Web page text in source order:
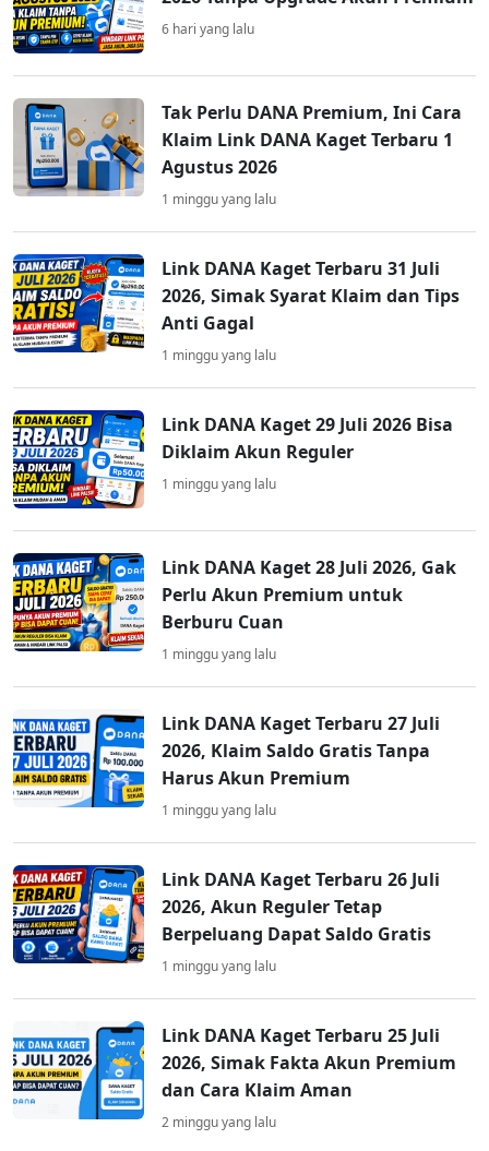
6 hari yang lalu
Tak Perlu DANA Premium, Ini Cara
Klaim Link DANA Kaget Terbaru 1
Agustus 2026
1 minggu yang lalu
Link DANA Kaget Terbaru 31 Juli
2026, Simak Syarat Klaim dan Tips
Anti Gagal
1 minggu yang lalu
Link DANA Kaget 29 Juli 2026 Bisa
Diklaim Akun Reguler
1 minggu yang lalu
Link DANA Kaget 28 Juli 2026, Gak
Perlu Akun Premium untuk
Berburu Cuan
1 minggu yang lalu
Link DANA Kaget Terbaru 27 Juli
2026, Klaim Saldo Gratis Tanpa
Harus Akun Premium
1 minggu yang lalu
Link DANA Kaget Terbaru 26 Juli
2026, Akun Reguler Tetap
Berpeluang Dapat Saldo Gratis
1 minggu yang lalu
Link DANA Kaget Terbaru 25 Juli
2026, Simak Fakta Akun Premium
dan Cara Klaim Aman
2 minggu yang lalu